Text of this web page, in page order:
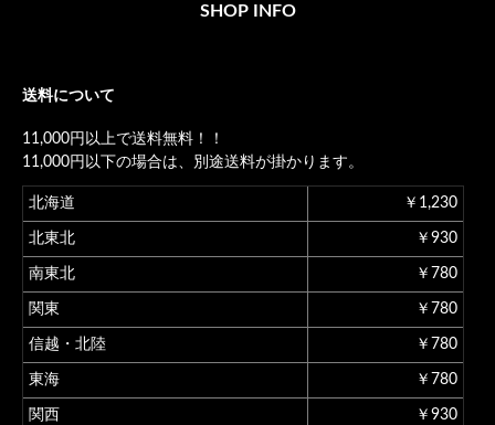
SHOP INFO
送料について
11,000円以上で送料無料！！
11,000円以下の場合は、別途送料が掛かります。
北海道 ￥1,230
北東北 ￥930
南東北 ￥780
関東 ￥780
信越・北陸 ￥780
東海 ￥780
関西 ￥930